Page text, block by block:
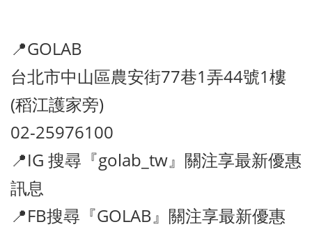
📍GOLAB
台北市中山區農安街77巷1弄44號1樓
(稻江護家旁)
02-25976100
📍IG 搜尋『golab_tw』關注享最新優惠
訊息
📍FB搜尋『GOLAB』關注享最新優惠